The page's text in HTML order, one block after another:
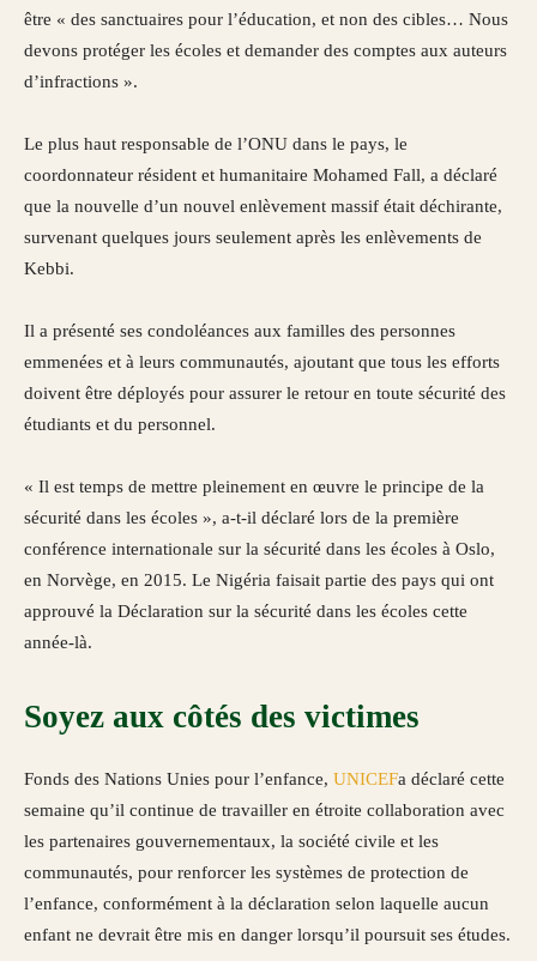
être « des sanctuaires pour l’éducation, et non des cibles… Nous
devons protéger les écoles et demander des comptes aux auteurs
d’infractions ».
Le plus haut responsable de l’ONU dans le pays, le
coordonnateur résident et humanitaire Mohamed Fall, a déclaré
que la nouvelle d’un nouvel enlèvement massif était déchirante,
survenant quelques jours seulement après les enlèvements de
Kebbi.
Il a présenté ses condoléances aux familles des personnes
emmenées et à leurs communautés, ajoutant que tous les efforts
doivent être déployés pour assurer le retour en toute sécurité des
étudiants et du personnel.
« Il est temps de mettre pleinement en œuvre le principe de la
sécurité dans les écoles », a-t-il déclaré lors de la première
conférence internationale sur la sécurité dans les écoles à Oslo,
en Norvège, en 2015. Le Nigéria faisait partie des pays qui ont
approuvé la Déclaration sur la sécurité dans les écoles cette
année-là.
Soyez aux côtés des victimes
Fonds des Nations Unies pour l’enfance, UNICEFa déclaré cette
semaine qu’il continue de travailler en étroite collaboration avec
les partenaires gouvernementaux, la société civile et les
communautés, pour renforcer les systèmes de protection de
l’enfance, conformément à la déclaration selon laquelle aucun
enfant ne devrait être mis en danger lorsqu’il poursuit ses études.